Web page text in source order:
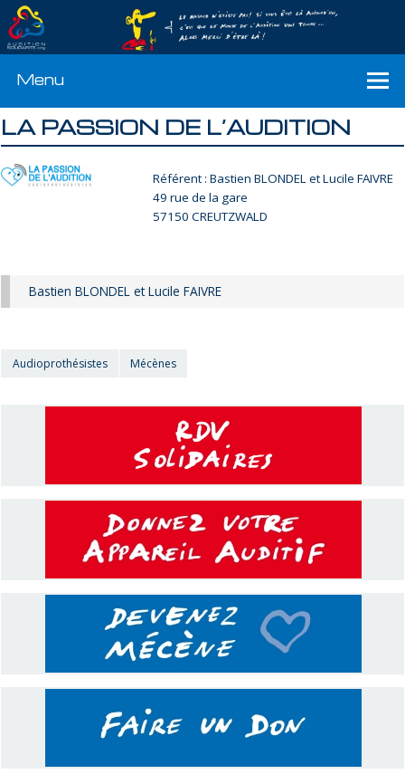
Menu
LA PASSION DE L’AUDITION
Référent : Bastien BLONDEL et Lucile FAIVRE
49 rue de la gare
57150 CREUTZWALD
Bastien BLONDEL et Lucile FAIVRE
Audioprothésistes Mécènes